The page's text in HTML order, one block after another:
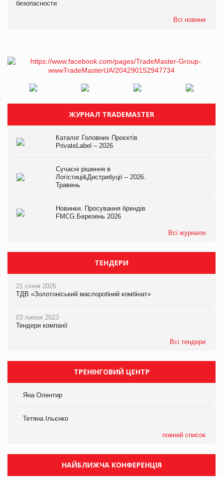
безопасности
Всі новини
ЖУРНАЛ TRADEMASTER
Каталог Головних Проєктів
PrivateLabel – 2026
Сучасні рішення в
Логістиці&Дистрибуції – 2026.
Травень
Новинки. Просування брендів
FMCG.Березень 2026
Всі журнали
ТЕНДЕРИ
21 січня 2026
ТДВ «Золотоніський маслоробний комбінат»
03 липня 2023
Тендери компанії
Всі тендери
ТРЕНІНГОВИЙ ЦЕНТР
Яна Олентир
Тетяна Ільєнко
повний список
НАЙБЛИЖЧА КОНФЕРЕНЦІЯ